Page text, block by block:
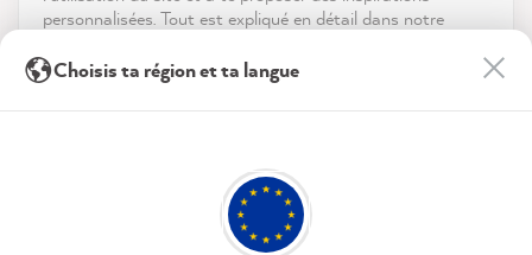
Les médias sociaux
personnalisées. Tout est expliqué en détail dans notre
En cliquant sur « Tout accepter », tu nous autorises à
peaufiner ton expérience avec nous. Pas d'inquiétude, tu
Politique de confidentialité Mentions légales
Client vérifié
Les cartes de couleur sont idéales pour avoir
la couleur dans votre maison.
Partager
Facebook
Choisis ta région et ta langue